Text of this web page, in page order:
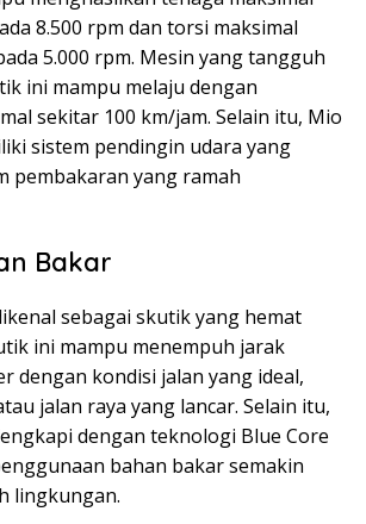
8.500 rpm dan torsi maksimal
5.000 rpm. Mesin yang tangguh
ini mampu melaju dengan
sekitar 100 km/jam. Selain itu, Mio
sistem pendingin udara yang
pembakaran yang ramah
Bakar
sebagai skutik yang hemat
ini mampu menempuh jarak
dengan kondisi jalan yang ideal,
jalan raya yang lancar. Selain itu,
dengan teknologi Blue Core
bahan bakar semakin
lingkungan.